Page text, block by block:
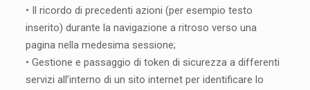
• Il ricordo di precedenti azioni (per esempio testo
inserito) durante la navigazione a ritroso verso una
pagina nella medesima sessione;
• Gestione e passaggio di token di sicurezza a differenti
servizi all’interno di un sito internet per identificare lo